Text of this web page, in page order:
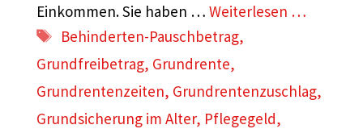
Einkommen. Sie haben … Weiterlesen …
Schlagwörter
Behinderten-Pauschbetrag,
Grundfreibetrag, Grundrente,
Grundrentenzeiten, Grundrentenzuschlag,
Grundsicherung im Alter, Pflegegeld,